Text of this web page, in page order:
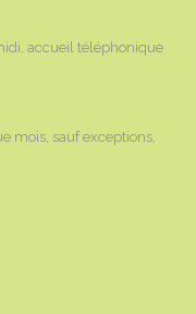
accueil téléphonique
mois, sauf exceptions,